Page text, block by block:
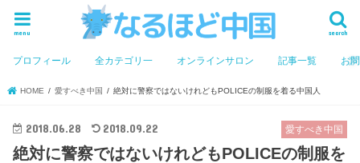
search
menu
プロフィール 全カテゴリ一 オンラインサロン 記事一覧 お
HOME 愛すべき中国 絶対に警察ではないけれどもPOLICEの制服を着る中国人
愛すべき中国
2018.06.28 2018.09.22
絶対に警察ではないけれどもPOLICEの制服を